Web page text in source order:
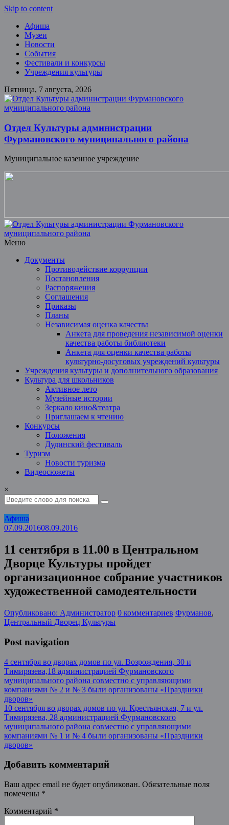
Skip to content
Афиша
Музеи
Новости
События
Фестивали и конкурсы
Учреждения культуры
Пятница, 7 августа, 2026
Отдел Культуры администрации
Фурмановского муниципального района
Муниципальное казенное учреждение
Меню
Документы
Противодействие коррупции
Постановления
Распоряжения
Соглашения
Приказы
Планы
Независимая оценка качества
Анкета для проведения независимой оценки
качества работы библиотеки
Анкета для оценки качества работы
культурно-досуговых учреждений культуры
Учреждения культуры и дополнительного образования
Культура для школьников
Активное лето
Музейные истории
Зеркало кино&театра
Приглашаем к чтению
Конкурсы
Положения
Дудинский фестиваль
Туризм
Новости туризма
Видеосюжеты
×
Афиша
07.09.201608.09.2016
11 сентября в 11.00 в Центральном
Дворце Культуры пройдет
организационное собрание участников
художественной самодеятельности
Опубликовано: Администратор 0 комментариев Фурманов,
Центральный Дворец Культуры
Post navigation
4 сентября во дворах домов по ул. Возрождения, 30 и
Тимирязева,18 администрацией Фурмановского
муниципального района совместно с управляющими
компаниями № 2 и № 3 были организованы «Праздники
дворов»
10 сентября во дворах домов по ул. Крестьянская, 7 и ул.
Тимирязева, 28 администрацией Фурмановского
муниципального района совместно с управляющими
компаниями № 1 и № 4 были организованы «Праздники
дворов»
Добавить комментарий
Ваш адрес email не будет опубликован. Обязательные поля
помечены *
Комментарий *